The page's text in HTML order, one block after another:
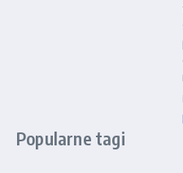
Popularne tagi